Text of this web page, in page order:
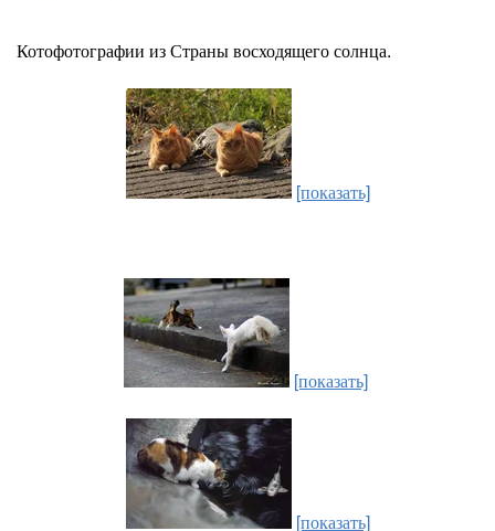
Котофотографии из Страны восходящего солнца.
[показать]
[показать]
[показать]